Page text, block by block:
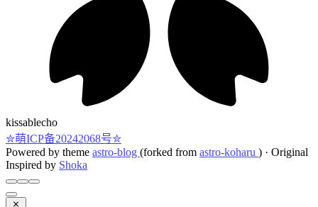
kissablecho
✮萌ICP备20242068号✮
Powered by theme astro-blog (forked from astro-koharu ) · Original
Inspired by Shoka